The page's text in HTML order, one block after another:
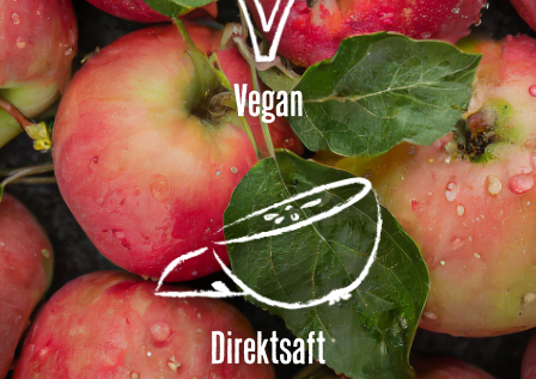
Vegan
Direktsaft